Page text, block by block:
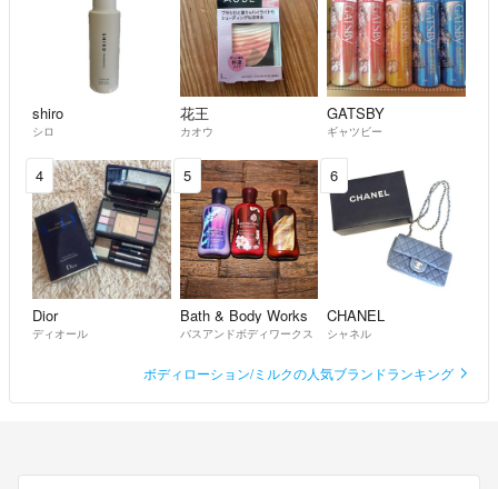
shiro
シロ
花王
カオウ
GATSBY
ギャツビー
4
Dior
ディオール
5
Bath & Body Works
バスアンドボディワークス
6
CHANEL
シャネル
ボディローション/ミルクの人気ブランドランキング